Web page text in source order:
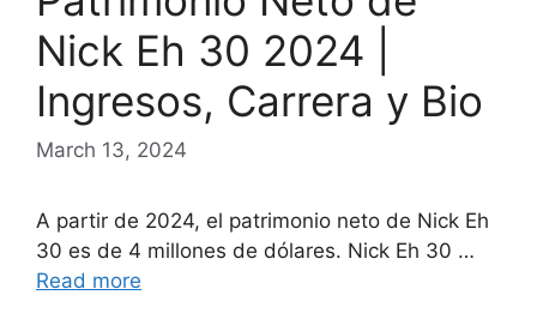
Nick Eh 30 2024 |
Ingresos, Carrera y Bio
March 13, 2024
A partir de 2024, el patrimonio neto de Nick Eh
30 es de 4 millones de dólares. Nick Eh 30 …
Read more